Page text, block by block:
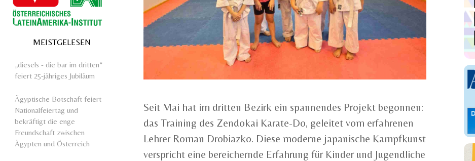
MEISTGELESEN
„diesels - die bar im dritten“
feiert 25-jähriges Jubiläum
Ägyptische Botschaft feiert
Nationalfeiertag und
bekräftigt die enge
Freundschaft zwischen
Ägypten und Österreich
Seit Mai hat im dritten Bezirk ein spannendes Projekt begonnen:
das Training des Zendokai Karate-Do, geleitet vom erfahrenen
Lehrer Roman Drobiazko. Diese moderne japanische Kampfkunst
verspricht eine bereichernde Erfahrung für Kinder und Jugendliche